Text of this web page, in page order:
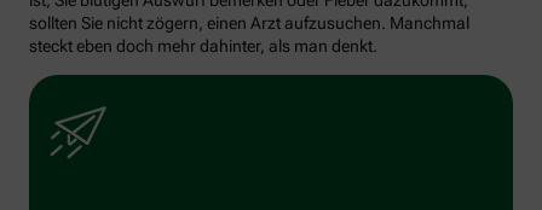
sollten Sie nicht zögern, einen Arzt aufzusuchen. Manchmal
steckt eben doch mehr dahinter, als man denkt.